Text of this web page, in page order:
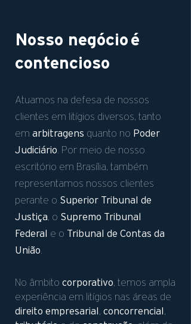
Nosso negócio é
contencioso
Atuamos na defesa de nossos
clientes em litígios diversos, tanto
em arbitragens quanto no Poder
Judiciário . Por meio de nosso
escritório em Brasília, também
representamos nossos clientes
perante o Superior Tribunal de
Justiça, o Supremo Tribunal
Federal e o Tribunal de Contas da
União
No âmbito corporativo, temos ampla
experiência em litígios nas áreas de
direito empresarial, concorrencial,